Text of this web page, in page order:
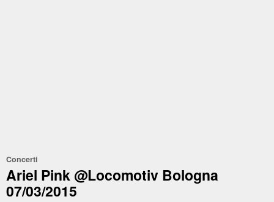
Concerti
Ariel Pink @Locomotiv Bologna
07/03/2015